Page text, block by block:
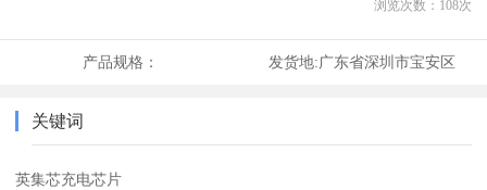
浏览次数： 108次
产品规格： 发货地:广东省深圳市宝安区
关键词
英集芯充电芯片